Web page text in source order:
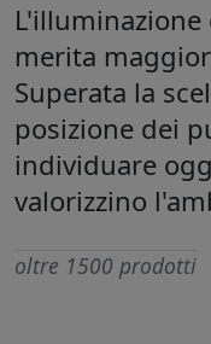
merita
Superata la
posizione dei
individuare
valorizzino
oltre 1500 prodotti